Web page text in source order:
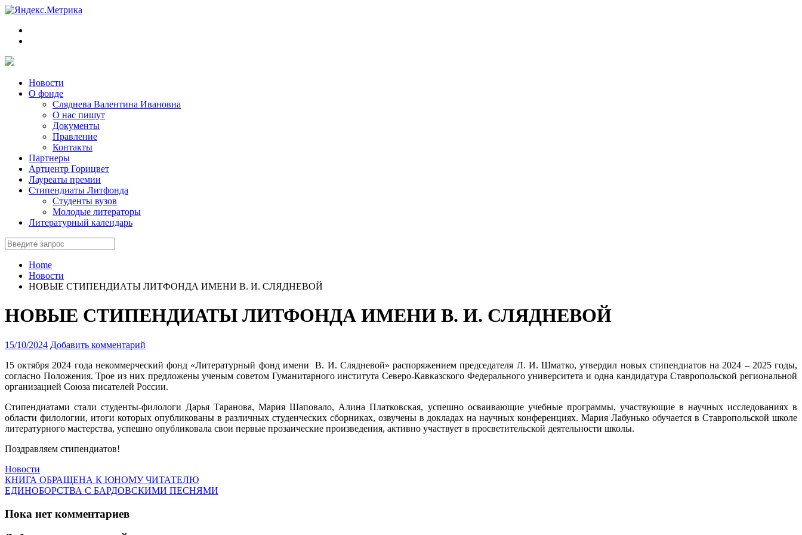
Новости
О фонде
Сляднева Валентина Ивановна
О нас пишут
Документы
Правление
Контакты
Партнеры
Артцентр Горицвет
Лауреаты премии
Стипендиаты Литфонда
Студенты вузов
Молодые литераторы
Литературный календарь
Home
Новости
НОВЫЕ СТИПЕНДИАТЫ ЛИТФОНДА ИМЕНИ В. И. СЛЯДНЕВОЙ
НОВЫЕ СТИПЕНДИАТЫ ЛИТФОНДА ИМЕНИ В. И. СЛЯДНЕВОЙ
15/10/2024 Добавить комментарий
15 октября 2024 года некоммерческий фонд «Литературный фонд имени В. И. Слядневой» распоряжением председателя Л. И. Шматко, утвердил новых стипендиатов на 2024 – 2025 годы,
согласно Положения. Трое из них предложены ученым советом Гуманитарного института Северо-Кавказского Федерального университета и одна кандидатура Ставропольской региональной
организацией Союза писателей России.
Стипендиатами стали студенты-филологи Дарья Таранова, Мария Шаповало, Алина Платковская, успешно осваивающие учебные программы, участвующие в научных исследованиях в
области филологии, итоги которых опубликованы в различных студенческих сборниках, озвучены в докладах на научных конференциях. Мария Лабунько обучается в Ставропольской школе
литературного мастерства, успешно опубликовала свои первые прозаические произведения, активно участвует в просветительской деятельности школы.
Поздравляем стипендиатов!
Новости
КНИГА ОБРАЩЕНА К ЮНОМУ ЧИТАТЕЛЮ
ЕДИНОБОРСТВА С БАРДОВСКИМИ ПЕСНЯМИ
Пока нет комментариев